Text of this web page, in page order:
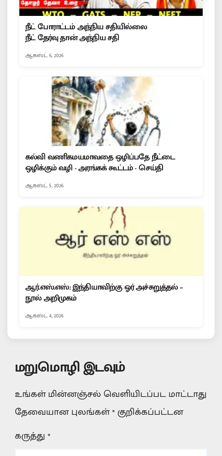
நீட் போராட்டம் அந்நிய சதியில்லை
நீட் தேர்வு தான் அந்நிய சதி
ஆகஸ்ட் 6, 2026
கல்வி வணிகமயமாவதை ஒழிப்பதே நீட்டை
ஒழிக்கும் வழி - அரங்கக் கூட்டம் - செய்தி
ஆகஸ்ட் 5, 2026
ஆர்.எஸ்.எஸ்: இந்தியாவிற்கு ஓர் அச்சுறுத்தல் –
நூல் அறிமுகம்
ஆகஸ்ட் 4, 2026
மறுமொழி இடவும்
உங்கள் மின்னஞ்சல் வெளியிடப்பட மாட்டாது
தேவையான புலங்கள்*குறிக்கப்பட்டன
கருத்து*